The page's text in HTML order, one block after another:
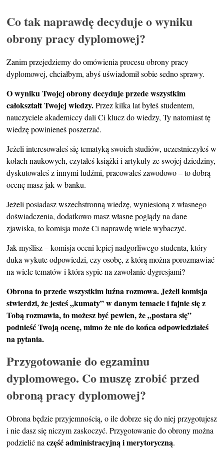
Co tak naprawdę decyduje o wyniku
obrony pracy dyplomowej?
Zanim przejedziemy do omówienia procesu obrony pracy
dyplomowej, chciałbym, abyś uświadomił sobie sedno sprawy.
O wyniku Twojej obrony decyduje przede wszystkim
całokształt Twojej wiedzy.Przez kilka lat byłeś studentem,
nauczyciele akademiccy dali Ci klucz do wiedzy, Ty natomiast tę
wiedzę powinieneś poszerzać.
Jeżeli interesowałeś się tematyką swoich studiów, uczestniczyłeś w
kołach naukowych, czytałeś książki i artykuły ze swojej dziedziny,
dyskutowałeś z innymi ludźmi, pracowałeś zawodowo – to dobrą
ocenę masz jak w banku.
Jeżeli posiadasz wszechstronną wiedzę, wyniesioną z własnego
doświadczenia, dodatkowo masz własne poglądy na dane
zjawiska, to komisja może Ci naprawdę wiele wybaczyć.
Jak myślisz – komisja oceni lepiej nadgorliwego studenta, który
duka wykute odpowiedzi, czy osobę, z którą można porozmawiać
na wiele tematów i która sypie na zawołanie dygresjami?
Obrona to przede wszystkim luźna rozmowa. Jeżeli komisja
stwierdzi, że jesteś „kumaty” w danym temacie i fajnie się z
Tobą rozmawia, to możesz być pewien, że „postara się”
podnieść Twoją ocenę, mimo że nie do końca odpowiedziałeś
na pytania.
Przygotowanie do egzaminu
dyplomowego. Co muszę zrobić przed
obroną pracy dyplomowej?
Obrona będzie przyjemnością, o ile dobrze się do niej przygotujesz
i nie dasz się niczym zaskoczyć. Przygotowanie do obrony można
podzielić naczęść administracyjną i merytoryczną.